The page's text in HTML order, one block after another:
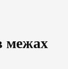
межах